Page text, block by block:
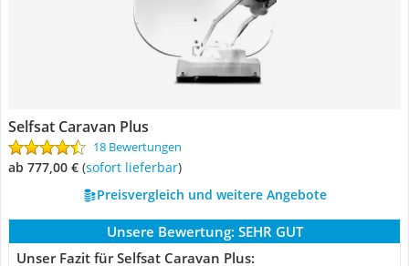
Selfsat Caravan Plus
18 Bewertungen
ab 777,00 € ( Sofort lieferbar)
Preisvergleich und weitere Angebote
Unsere Bewertung: SEHR GUT
Unser Fazit für Selfsat Caravan Plus: